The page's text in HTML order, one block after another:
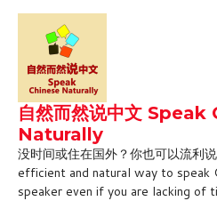
Skip
content
自然而然说中文 Speak
Naturally
没时间或住在国外？你也可以流利
efficient and natural way to speak
speaker even if you are lacking of